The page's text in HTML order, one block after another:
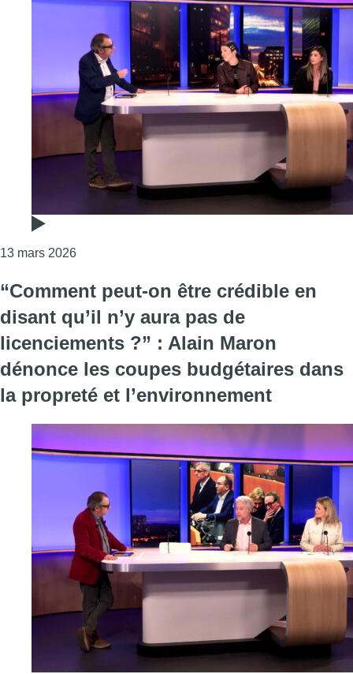
13 mars 2026Consulter l'article "Quelle est la place des
“Comment peut-on être crédible en
disant qu’il n’y aura pas de
licenciements ?” : Alain Maron
dénonce les coupes budgétaires dans
la propreté et l’environnement